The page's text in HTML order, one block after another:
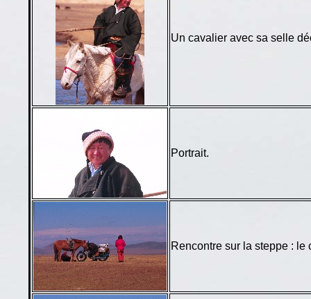
Un cavalier avec sa selle
Portrait.
Rencontre sur la steppe : le